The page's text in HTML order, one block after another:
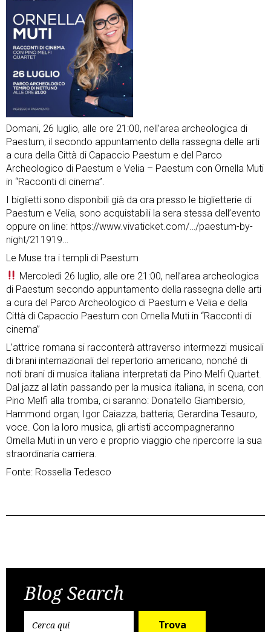
Domani, 26 luglio, alle ore 21:00, nell’area archeologica di
Paestum, il secondo appuntamento della rassegna delle arti
a cura della Città di Capaccio Paestum e del Parco
Archeologico di Paestum e Velia – Paestum con Ornella Muti
in “Racconti di cinema”.
I biglietti sono disponibili già da ora presso le biglietterie di
Paestum e Velia, sono acquistabili la sera stessa dell’evento
oppure on line: https://www.vivaticket.com/…/paestum-by-
night/211919…
Le Muse tra i templi di Paestum
Mercoledì 26 luglio, alle ore 21:00, nell’area archeologica
di Paestum secondo appuntamento della rassegna delle arti
a cura del Parco Archeologico di Paestum e Velia e della
Città di Capaccio Paestum con Ornella Muti in “Racconti di
cinema”
L’attrice romana si racconterà attraverso intermezzi musicali
di brani internazionali del repertorio americano, nonché di
noti brani di musica italiana interpretati da Pino Melfi Quartet.
Dal jazz al latin passando per la musica italiana, in scena, con
Pino Melfi alla tromba, ci saranno: Donatello Giambersio,
Hammond organ; Igor Caiazza, batteria; Gerardina Tesauro,
voce. Con la loro musica, gli artisti accompagneranno
Ornella Muti in un vero e proprio viaggio che ripercorre la sua
straordinaria carriera.
Fonte: Rossella Tedesco
navigation
Blog Search
Trova